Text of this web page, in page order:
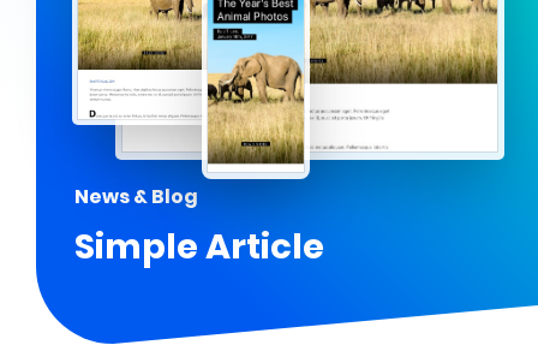
News & Blog
Simple Article